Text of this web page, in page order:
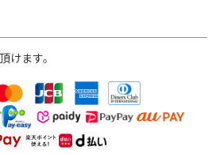
けます。